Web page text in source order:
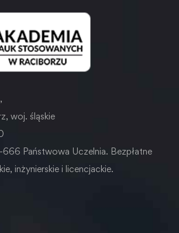
woj. śląskie
Państwowa Uczelnia. Bezpłatne
inżynierskie i licencjackie.